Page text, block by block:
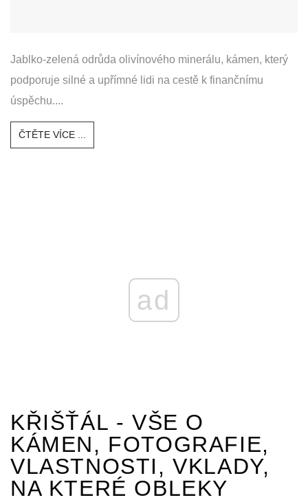
Jablko-zelená odrůda olivínového minerálu, kámen, který
podporuje silné a upřímné lidi na cestě k finančnímu
úspěchu....
ČTĚTE VÍCE ...
ad
KŘIŠŤÁL - VŠE O
KÁMEN, FOTOGRAFIE,
VLASTNOSTI, VKLADY,
NA KTERÉ OBLEKY